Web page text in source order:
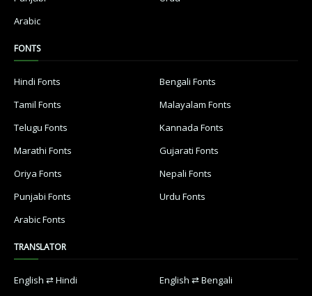
Arabic
FONTS
Hindi Fonts
Bengali Fonts
Tamil Fonts
Malayalam Fonts
Telugu Fonts
Kannada Fonts
Marathi Fonts
Gujarati Fonts
Oriya Fonts
Nepali Fonts
Punjabi Fonts
Urdu Fonts
Arabic Fonts
TRANSLATOR
English ⇄ Hindi English ⇄ Bengali